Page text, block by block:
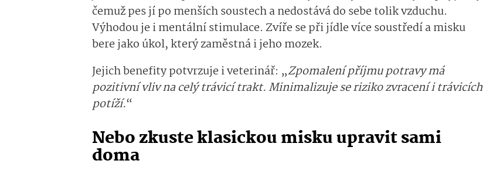
čemuž pes jí po menších soustech a nedostává do sebe tolik vzduchu.
Výhodou je i mentální stimulace. Zvíře se při jídle více soustředí a misku
bere jako úkol, který zaměstná i jeho mozek.
Jejich benefity potvrzuje i veterinář: „Zpomalení příjmu potravy má
pozitivní vliv na celý trávicí trakt. Minimalizuje se riziko zvracení i trávicích
potíží.“
Nebo zkuste klasickou misku upravit sami
doma